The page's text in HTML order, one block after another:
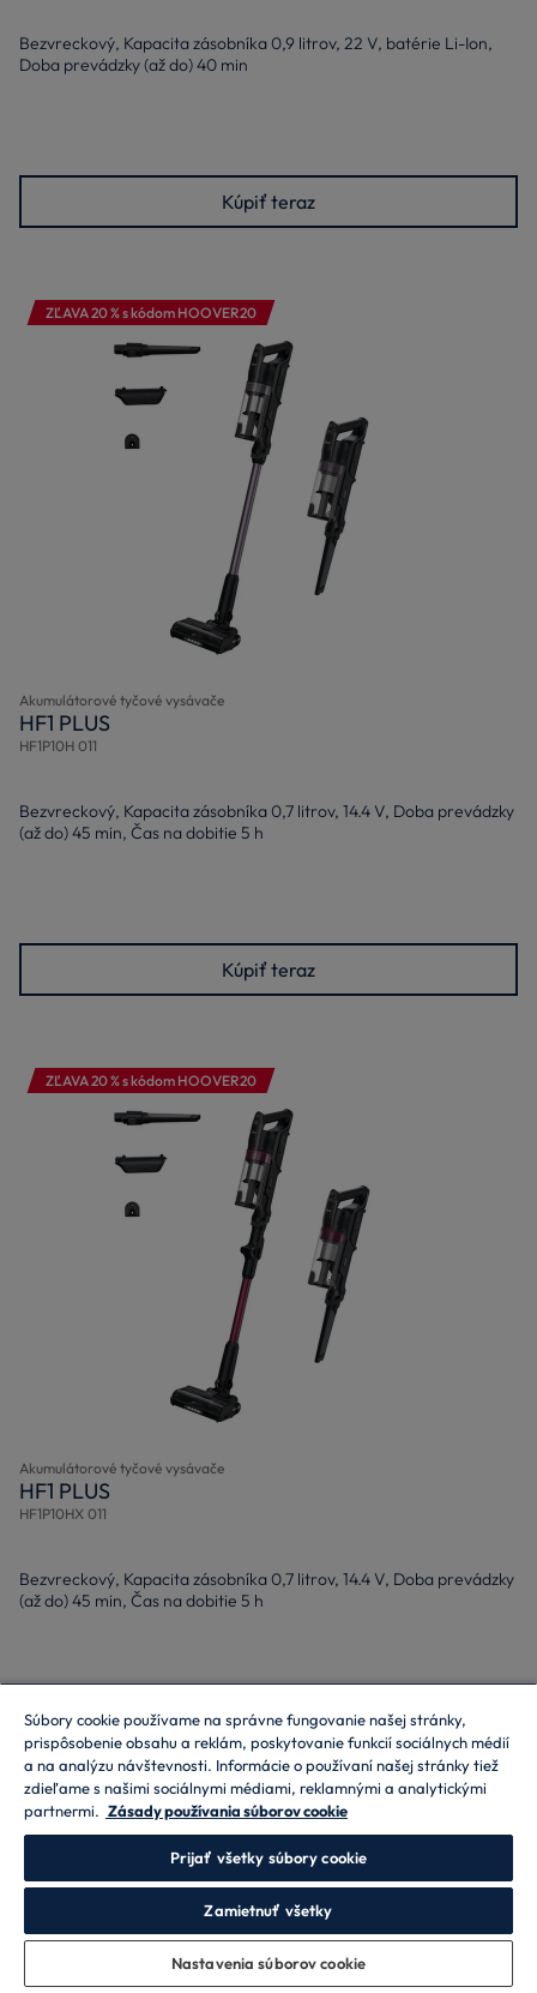
Bezvreckový, Kapacita zásobníka 0,9 litrov, 22 V, batérie Li-Ion,
Doba prevádzky (až do) 40 min
Kúpiť teraz
ZĽAVA 20 % s kódom HOOVER20
Akumulátorové tyčové vysávače
HF1 PLUS
HF1P10H 011
Bezvreckový, Kapacita zásobníka 0,7 litrov, 14.4 V, Doba prevádzky
(až do) 45 min, Čas na dobitie 5 h
Kúpiť teraz
ZĽAVA 20 % s kódom HOOVER20
Akumulátorové tyčové vysávače
HF1 PLUS
HF1P10HX 011
Bezvreckový, Kapacita zásobníka 0,7 litrov, 14.4 V, Doba prevádzky
(až do) 45 min, Čas na dobitie 5 h
Kúpiť teraz
ZĽAVA 20 % s kódom HOOVER20
Súbory cookie používame na správne fungovanie našej stránky,
prispôsobenie obsahu a reklám, poskytovanie funkcií sociálnych médií
a na analýzu návštevnosti. Informácie o používaní našej stránky tiež
zdieľame s našimi sociálnymi médiami, reklamnými a analytickými
partnermi. Zásady používania súborov cookie
Prijať všetky súbory cookie
Zamietnuť všetky
Nastavenia súborov cookie